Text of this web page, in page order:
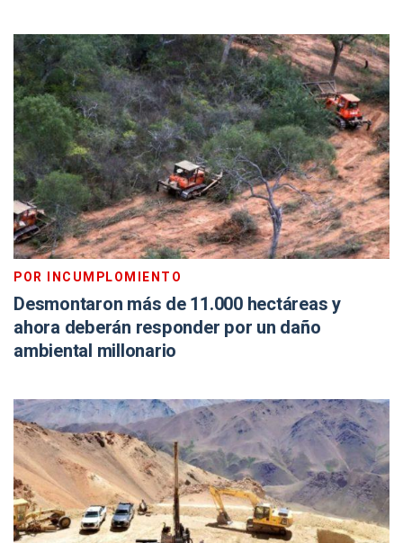
POR INCUMPLOMIENTO
Desmontaron más de 11.000 hectáreas y
ahora deberán responder por un daño
ambiental millonario